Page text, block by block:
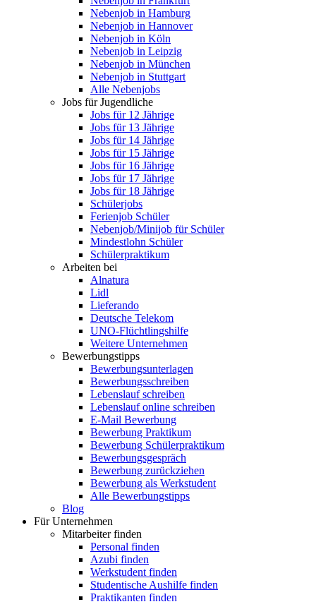
Nebenjob in Hamburg
Nebenjob in Hannover
Nebenjob in Köln
Nebenjob in Leipzig
Nebenjob in München
Nebenjob in Stuttgart
Alle Nebenjobs
Jobs für Jugendliche
Jobs für 12 Jährige
Jobs für 13 Jährige
Jobs für 14 Jährige
Jobs für 15 Jährige
Jobs für 16 Jährige
Jobs für 17 Jährige
Jobs für 18 Jährige
Schülerjobs
Ferienjob Schüler
Nebenjob/Minijob für Schüler
Mindestlohn Schüler
Schülerpraktikum
Arbeiten bei
Alnatura
Lidl
Lieferando
Deutsche Telekom
UNO-Flüchtlingshilfe
Weitere Unternehmen
Bewerbungstipps
Bewerbungsunterlagen
Bewerbungsschreiben
Lebenslauf schreiben
Lebenslauf online schreiben
E-Mail Bewerbung
Bewerbung Praktikum
Bewerbung Schülerpraktikum
Bewerbungsgespräch
Bewerbung zurückziehen
Bewerbung als Werkstudent
Alle Bewerbungstipps
Blog
Für Unternehmen
Mitarbeiter finden
Personal finden
Azubi finden
Werkstudent finden
Studentische Aushilfe finden
Praktikanten finden